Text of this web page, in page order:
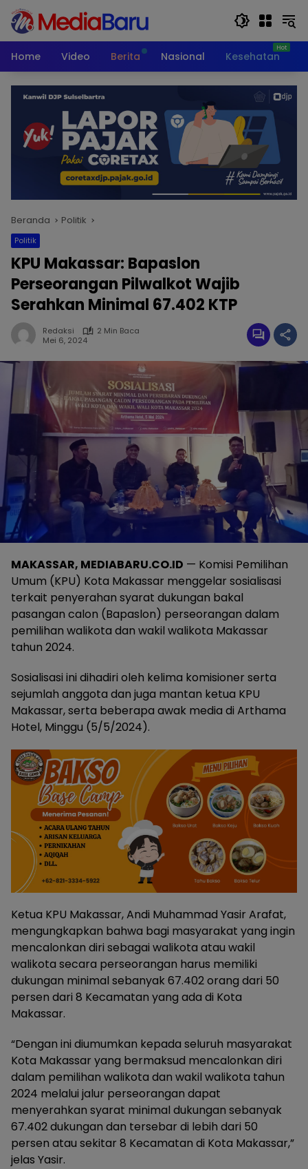
Langsung
konten
Home
Video Berita Nasional Kesehatan
Beranda Politik
Politik
KPU Makassar: Bapaslon
Perseorangan Pilwalkot Wajib
Serahkan Minimal 67.402 KTP
Redaksi
2 Min Baca
Mei 6, 2024
MAKASSAR, MEDIABARU.CO.ID — Komisi Pemilihan
Umum (KPU) Kota Makassar menggelar sosialisasi
terkait penyerahan syarat dukungan bakal
pasangan calon (Bapaslon) perseorangan dalam
pemilihan walikota dan wakil walikota Makassar
tahun 2024.
Sosialisasi ini dihadiri oleh kelima komisioner serta
sejumlah anggota dan juga mantan ketua KPU
Makassar, serta beberapa awak media di Arthama
Hotel, Minggu (5/5/2024).
Ketua KPU Makassar, Andi Muhammad Yasir Arafat,
mengungkapkan bahwa bagi masyarakat yang ingin
mencalonkan diri sebagai walikota atau wakil
walikota secara perseorangan harus memiliki
dukungan minimal sebanyak 67.402 orang dari 50
persen dari 8 Kecamatan yang ada di Kota
Makassar.
“Dengan ini diumumkan kepada seluruh masyarakat
Kota Makassar yang bermaksud mencalonkan diri
dalam pemilihan walikota dan wakil walikota tahun
2024 melalui jalur perseorangan dapat
menyerahkan syarat minimal dukungan sebanyak
67.402 dukungan dan tersebar di lebih dari 50
persen atau sekitar 8 Kecamatan di Kota Makassar,”
jelas Yasir.